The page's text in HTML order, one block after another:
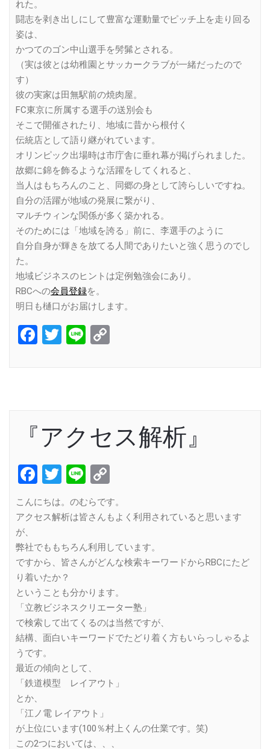
れた。
闘志を剥き出しにして豊富な運動量でピッチ上を走り回る
姿は、
かつてのゴン中山選手を髣髴とされる。
（実は彼とは幼稚園とサッカークラブが一緒だったので
す）
彼の実家は田無駅前の焼肉屋。
FC東京に所属する選手の送別会も
そこで開催されたり、地域に昔から根付く
伝統店として語り継がれています。
オリンピック出場時は市庁舎に垂れ幕が掲げられました。
故郷に錦を飾るような活躍をしてくれると、
当人はもちろんのこと、同郷の身として誇らしいですね。
自分の活躍が地域の発展に繋がり、
マルチウィンな関係が多く築かれる。
そのためには「地域を誇る」前に、李選手のように
自分自身が輝きを放てる人間でありたいと強く思うのでし
た。
地域ビジネスのヒントは定例勉強会にあり。
RBCへの会員登録を。
明日も樋口がお届けします。
Facebook
Twitter
Line
『アクセス解析』
Facebook
Twitter
Line
Link
こんにちは。のむらです。
アクセス解析は皆さんもよく利用されていると思います
が、
弊社でももちろん利用しています。
ですから、皆さんがどんな検索キーワードからRBCにたど
り着いたか？
ということも分かります。
「立教ビジネスクリエーター塾」
で検索して出てくるのは当然ですが、
結構、面白いキーワードでたどり着く方もいらっしゃるよ
うです。
最近の傾向として、
「鉄道模型 レイアウト」
とか、
「江ノ電 レイアウト」
が上位にいます(100％村上くんの仕業です。笑)
この2つにおいては、、、